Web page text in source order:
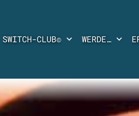
SWITCH-CLUB© WERDE…